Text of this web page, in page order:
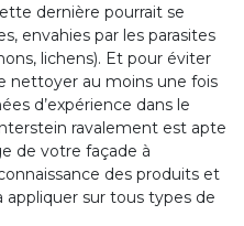
dernière pourrait se
envahies par les parasites
lichens). Et pour éviter
nettoyer au moins une fois
d’expérience dans le
ravalement est apte
de votre façade à
des produits et
sur tous types de